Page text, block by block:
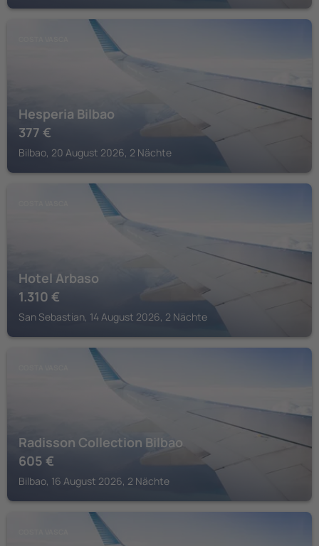
Hesperia Bilbao
377 €
Bilbao, 20 August 2026, 2 Nächte
Hotel Arbaso
1.310 €
San Sebastian, 14 August 2026, 2 Nächte
Radisson Collection Bilbao
605 €
Bilbao, 16 August 2026, 2 Nächte